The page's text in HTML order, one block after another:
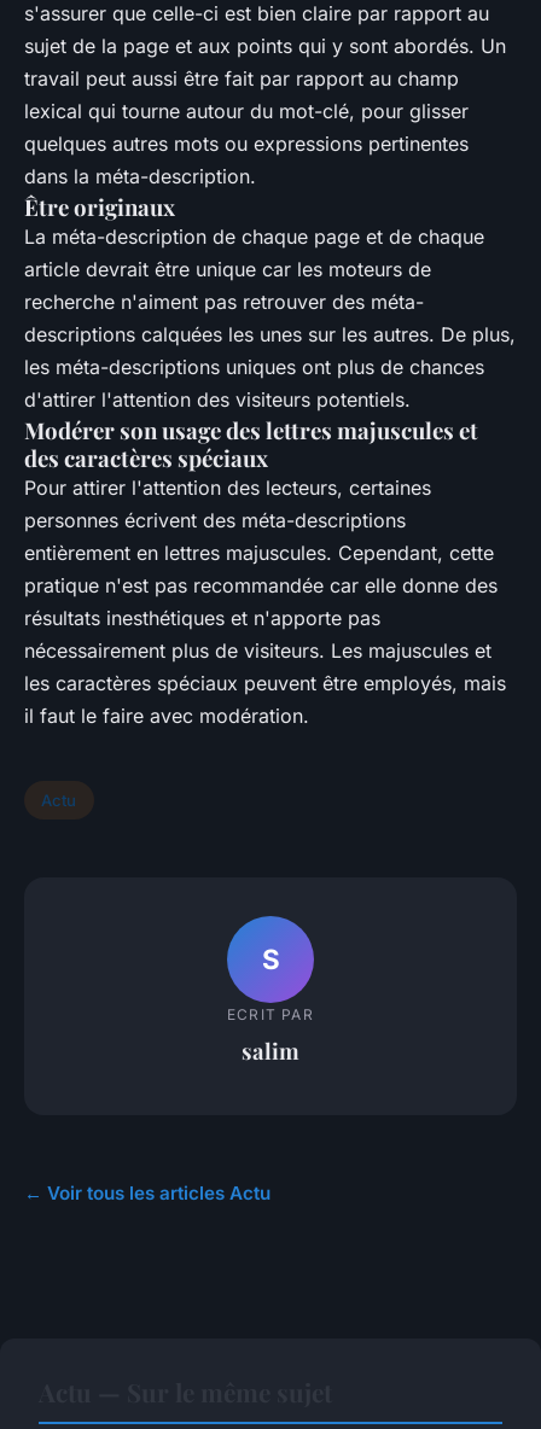
s'assurer que celle-ci est bien claire par rapport au
sujet de la page et aux points qui y sont abordés. Un
travail peut aussi être fait par rapport au champ
lexical qui tourne autour du mot-clé, pour glisser
quelques autres mots ou expressions pertinentes
dans la méta-description.
Être originaux
La méta-description de chaque page et de chaque
article devrait être unique car les moteurs de
recherche n'aiment pas retrouver des méta-
descriptions calquées les unes sur les autres. De plus,
les méta-descriptions uniques ont plus de chances
d'attirer l'attention des visiteurs potentiels.
Modérer son usage des lettres majuscules et
des caractères spéciaux
Pour attirer l'attention des lecteurs, certaines
personnes écrivent des méta-descriptions
entièrement en lettres majuscules. Cependant, cette
pratique n'est pas recommandée car elle donne des
résultats inesthétiques et n'apporte pas
nécessairement plus de visiteurs. Les majuscules et
les caractères spéciaux peuvent être employés, mais
il faut le faire avec modération.
Actu
S
ECRIT PAR
salim
← Voir tous les articles Actu